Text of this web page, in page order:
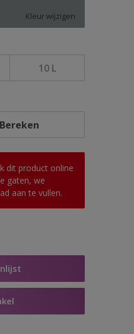
Kleur wijzigen
10 L
Bereken
dit product online
gaten, we
aan te vullen.